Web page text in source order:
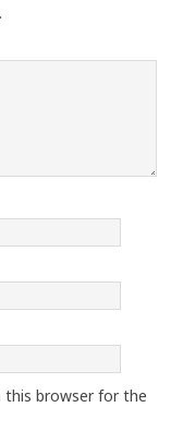
this browser for the